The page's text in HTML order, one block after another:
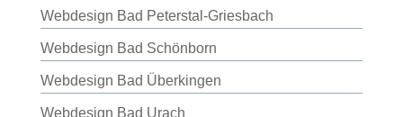
Webdesign Bad Peterstal-Griesbach
Webdesign Bad Schönborn
Webdesign Bad Überkingen
Webdesign Bad Urach